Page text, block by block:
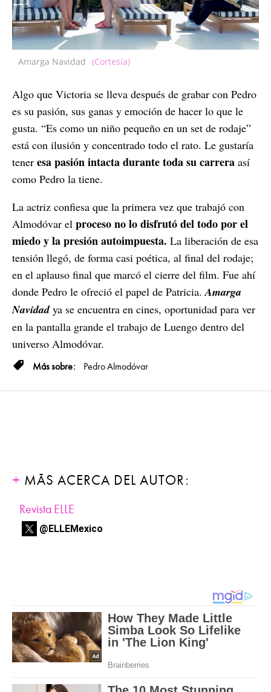
Amarga Navidad (Cortesía)
Algo que Victoria se lleva después de grabar con Pedro
es su pasión, sus ganas y emoción de hacer lo que le
gusta. “Es como un niño pequeño en un set de rodaje”
está con ilusión y concentrado todo el rato. Le gustaría
tener esa pasión intacta durante toda su carrera así
como Pedro la tiene.
La actriz confiesa que la primera vez que trabajó con
Almodóvar el proceso no lo disfrutó del todo por el
miedo y la presión autoimpuesta. La liberación de esa
tensión llegó, de forma casi poética, al final del rodaje;
en el aplauso final que marcó el cierre del film. Fue ahí
donde Pedro le ofreció el papel de Patricia.Amarga
Navidadya se encuentra en cines, oportunidad para ver
en la pantalla grande el trabajo de Luengo dentro del
universo Almodóvar.
Pedro Almodóvar
MÁS ACERCA DEL AUTOR:
Revista ELLE
@ELLEMexico